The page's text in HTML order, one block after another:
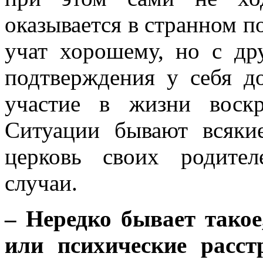
оказывается в странном
учат хорошему, но с
подтверждения у себя
участие в жизни
Ситуации бывают
церковь своих
случаи.
– Нередко бывает
или психические